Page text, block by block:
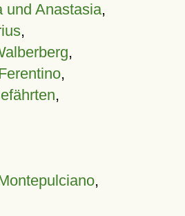
und Anastasia,
,
,
,
,
,